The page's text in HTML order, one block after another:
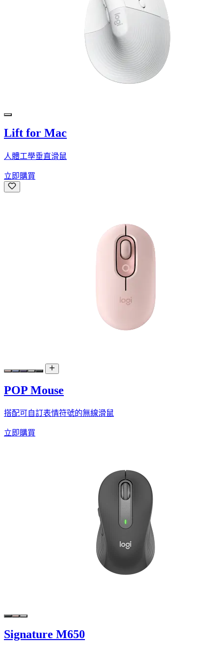
Lift for Mac
人體工學垂直滑鼠
立即購買
POP Mouse
搭配可自訂表情符號的無線滑鼠
立即購買
Signature M650